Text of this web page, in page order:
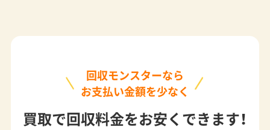
回収モンスターなら
お支払い金額を少なく
買取で回収料金をお安くできます！